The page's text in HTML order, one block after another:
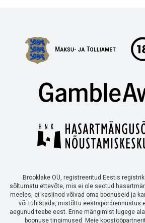
Brooklake OÜ, registreeritud Eestis
sõltumatu ettevõte, mis ei ole seotud
meeles, et kasiinod võivad oma boonuseid ja
või tühistada, mistõttu
aegunud teabe eest. Enne mängimist lugege
boonuse tingimused. Meie